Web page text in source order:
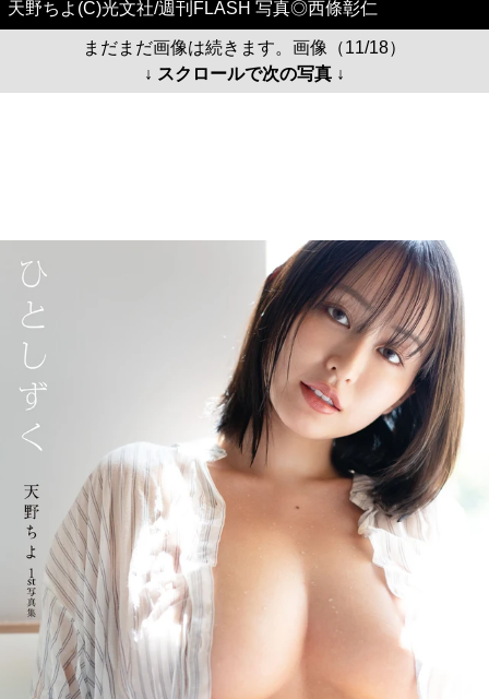
天野ちよ(C)光文社/週刊FLASH 写真◎西條彰仁
まだまだ画像は続きます。画像（11/18）
↓ スクロールで次の写真 ↓